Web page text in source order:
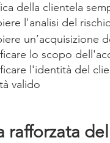
della clientela
l'analisi del
un’acquisizione
lo scopo
l'identità del
valido
rafforzata